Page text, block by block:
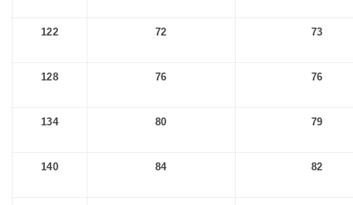
122 72 73
128 76 76
134 80 79
140 84 82